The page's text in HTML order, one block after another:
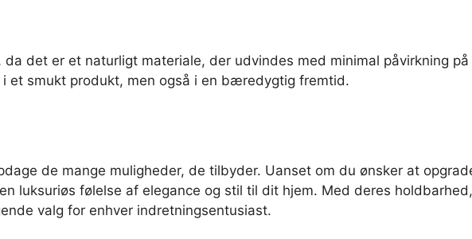
det er et naturligt materiale, der udvindes med minimal påvirkning
et smukt produkt, men også i en bæredygtig fremtid.
de mange muligheder, de tilbyder. Uanset om du ønsker at
luksuriøs følelse af elegance og stil til dit hjem. Med deres
valg for enhver indretningsentusiast.